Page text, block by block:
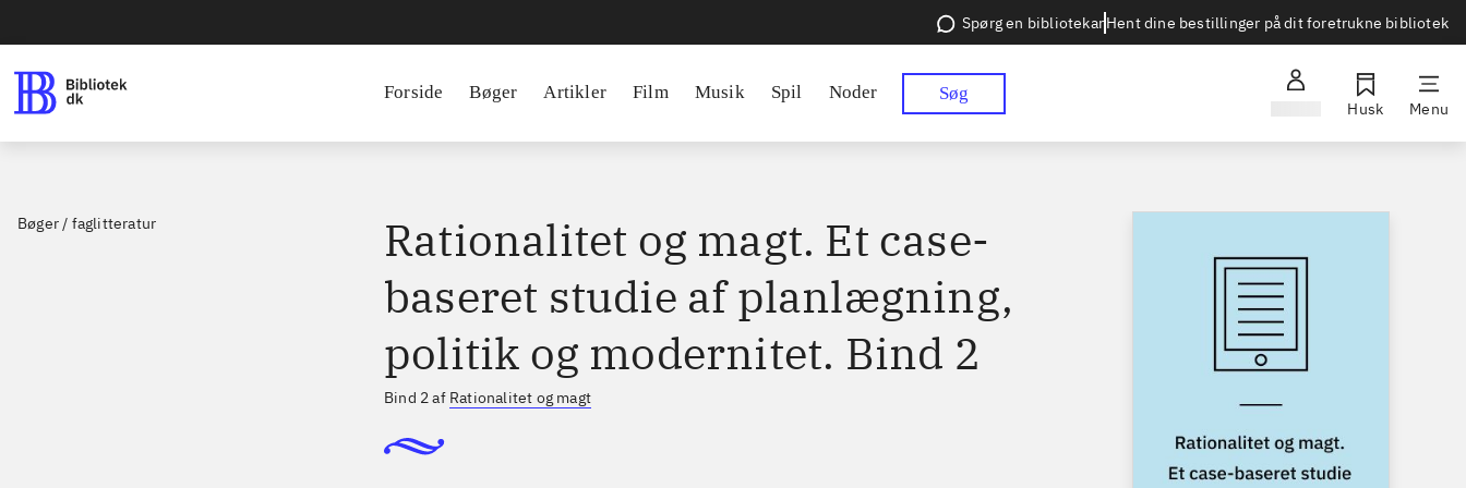
Spørg en bibliotekarHent dine bestillinger på dit foretrukne bibliotek
Forside Bøger Artikler Film Musik Spil Noder Søg
Husk Menu
Bøger / faglitteratur
Rationalitet og magt. Et case-
baseret studie af planlægning,
politik og modernitet. Bind 2
Bind 2 af Rationalitet og magt